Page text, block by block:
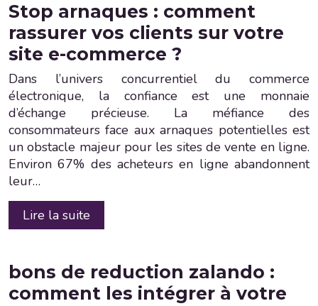
Stop arnaques : comment
rassurer vos clients sur votre
site e-commerce ?
Dans l’univers concurrentiel du commerce
électronique, la confiance est une monnaie
d’échange précieuse. La méfiance des
consommateurs face aux arnaques potentielles est
un obstacle majeur pour les sites de vente en ligne.
Environ 67% des acheteurs en ligne abandonnent
leur…
Lire la suite
bons de reduction zalando :
comment les intégrer à votre